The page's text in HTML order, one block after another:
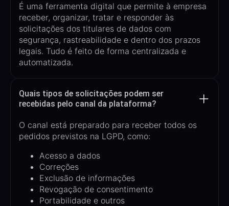
É uma ferramenta digital que permite à empresa
receber, organizar, tratar e responder às
solicitações dos titulares de dados com
segurança, rastreabilidade e dentro dos prazos
legais. Tudo é feito de forma centralizada e
automatizada.
Quais tipos de solicitações podem ser
recebidas pelo canal da plataforma?
O canal está preparado para receber todos os
pedidos previstos na LGPD, como:
Acesso a dados
Correções
Exclusão de informações
Revogação de consentimento
Portabilidade e outros